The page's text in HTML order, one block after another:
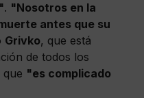
. "Nosotros en la
antes que su
Grivko, que está
de todos los
"es complicado